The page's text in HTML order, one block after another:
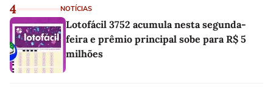
4 NOTÍCIAS
Lotofácil 3752 acumula nesta segunda-
feira e prêmio principal sobe para R$ 5
milhões